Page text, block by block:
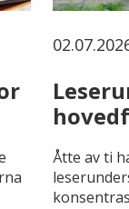
Åtte av ti